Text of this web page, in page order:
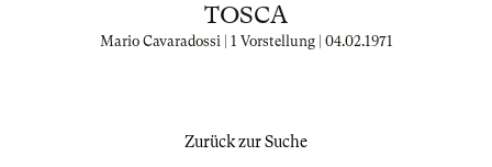
TOSCA
Mario Cavaradossi | 1 Vorstellung | 04.02.1971
Zurück zur Suche